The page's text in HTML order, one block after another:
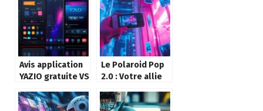
Wipe data sur
votre appareil
Android
a prix bas
Avis application
YAZIO gratuite VS
ce qui change
Le Polaroid Pop
2.0 : Votre allie
des photos